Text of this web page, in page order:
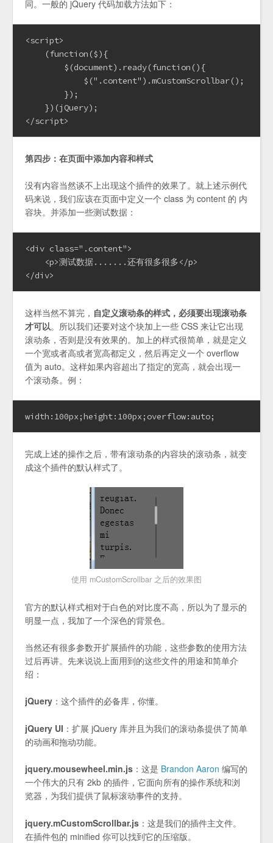
同。一般的 jQuery 代码加载方法如下：
<script>
    (function($){
        $(document).ready(function(){
            $(".content").mCustomScrollbar();
        });
    })(jQuery);
</script>
第四步：在页面中添加内容和样式
没有内容当然谈不上出现这个插件的效果了。就上述示例代
码来说，我们应该在页面中定义一个 class 为 content 的 内
容块。并添加一些测试数据：
<div class=".content">
    <p>测试数据.......还有很多很多</p>
</div>
这样当然不算完， 自定义滚动条的样式，必须要出现滚动条
才可以。所以我们还要对这个块加上一些 CSS 来让它出现
滚动条，否则是没有效果的。加上的样式很简单，就是定义
一个宽或者高或者宽高都定义，然后再定义一个 overflow
值为 auto。这样如果内容超出了指定的宽高，就会出现一
个滚动条。例：
width:100px;height:100px;overflow:auto;
完成上述的操作之后，带有滚动条的内容块的滚动条，就变
成这个插件的默认样式了。
使用 mCustomScrollbar 之后的效果图
官方的默认样式相对于白色的对比度不高，所以为了显示的
明显一点，我加了一个深色的背景色。
当然还有很多参数开扩展插件的功能，这些参数的使用方法
过后再讲。先来说说上面用到的这些文件的用途和简单介
绍：
jQuery ：这个插件的必备库，你懂。
jQuery UI ：扩展 jQuery 库并且为我们的滚动条提供了简单
的动画和拖动功能。
jquery.mousewheel.min.js ：这是 Brandon Aaron 编写的
一个伟大的只有 2kb 的插件，它面向所有的操作系统和浏
览器，为我们提供了鼠标滚动事件的支持。
jquery.mCustomScrollbar.js ：这是我们的插件主文件。
在插件包的 minified 你可以找到它的压缩版。